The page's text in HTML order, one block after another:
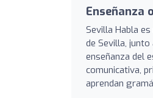
Enseñanza
Sevilla Habla
de Sevilla,
enseñanza del
comunicativa,
aprendan